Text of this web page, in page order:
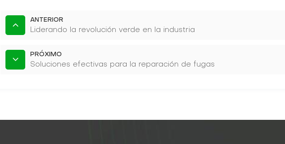
ANTERIOR
Liderando la revolución verde en la industria
PRÓXIMO
Soluciones efectivas para la reparación de fugas